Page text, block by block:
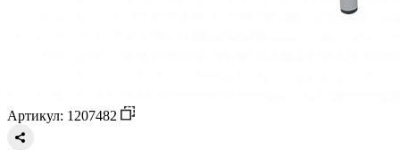
Артикул: 1207482